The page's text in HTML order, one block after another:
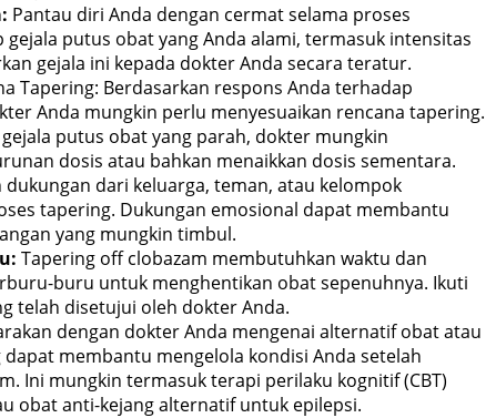
Pantau diri Anda dengan cermat selama proses
gejala putus obat yang Anda alami, termasuk intensitas
gejala ini kepada dokterAnda secara teratur.
Tapering: Berdasarkan respons Anda terhadap
Anda mungkin perlu menyesuaikan rencana tapering.
putus obatyang parah, dokter mungkin
dosis atau bahkan menaikkan dosis sementara.
dukungan dari keluarga, teman, atau kelompok
tapering. Dukungan emosional dapat membantu
yang mungkin timbul.
Tapering off clobazam membutuhkan waktu dan
buru untuk menghentikan obat sepenuhnya. Ikuti
telah disetujui oleh dokterAnda.
dengan dokterAnda mengenai alternatif obat atau
membantu mengelola kondisi Anda setelah
Ini mungkin termasuk terapi perilaku kognitif (CBT)
obat anti-kejang alternatif untuk epilepsi.